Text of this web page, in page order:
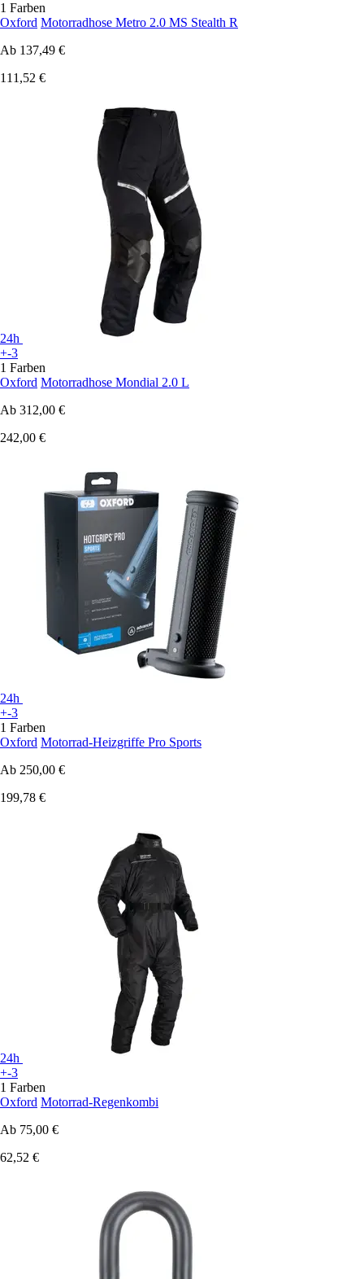
1 Farben
Oxford Motorradhose Metro 2.0 MS Stealth R
Ab 137,49 €
111,52 €
24h
+-3
1 Farben
Oxford Motorradhose Mondial 2.0 L
Ab 312,00 €
242,00 €
24h
+-3
1 Farben
Oxford Motorrad-Heizgriffe Pro Sports
Ab 250,00 €
199,78 €
24h
+-3
1 Farben
Oxford Motorrad-Regenkombi
Ab 75,00 €
62,52 €